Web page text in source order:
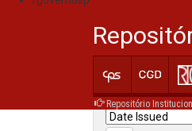
Repositório
Current filters: